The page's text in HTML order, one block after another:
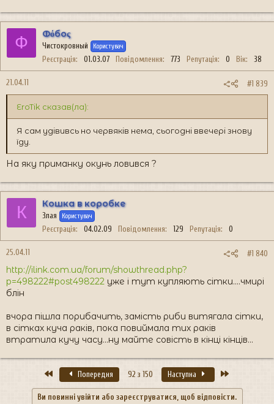
Ф Фόбоς
Чистокровный Користувач
Реєстрація 01.03.07 Повідомлення 773 Репутація 0 Вік 38
21.04.11 #1 839
EroTik сказав(ла):
Я сам удівивсь но червяків нема, сьогодні ввечері знову
їду.
На яку приманку окунь ловився ?
К Кошка в коробке
Злая Користувач
Реєстрація 04.02.09 Повідомлення 129 Репутація 0
25.04.11 #1 840
http://ilink.com.ua/forum/showthread.php?
p=498222#post498222 уже і тут купляють сітки....чмирі
блін
вчора пішла порибачить, замість риби витягала сітки,
в сітках куча раків, пока повиймала тих раків
втратила кучу часу...ну майте совість в кінці кінців...
ПершийПопередня 92 з 150 Наступна
Ви повинні увійти або зареєструватися, щоб відповісти.